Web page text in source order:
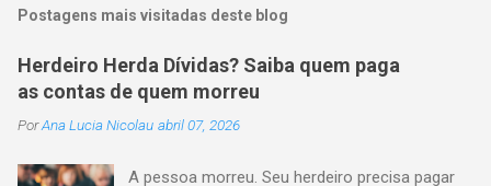
i
Postagens mais visitadas deste blog
Herdeiro Herda Dívidas? Saiba quem paga
as contas de quem morreu
PorAna Lucia Nicolau abril 07, 2026
A pessoa morreu. Seu herdeiro precisa pagar